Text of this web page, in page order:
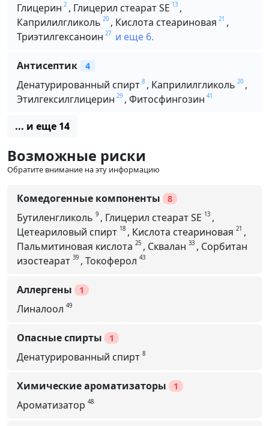
Глицерин 2 , Глицерил стеарат SE 13 ,
Каприлилгликоль 20 , Кислота стеариновая 21 ,
Триэтилгексаноин 27 и еще 6.
Антисептик 4
Денатурированный спирт 8 , Каприлилгликоль 20 ,
Этилгексилглицерин 29 , Фитосфингозин 41
... и еще 14
Возможные риски
Обратите внимание на эту информацию
Комедогенные компоненты 8
Бутиленгликоль 9 , Глицерил стеарат SE 13 ,
Цетеариловый спирт 18 , Кислота стеариновая 21 ,
Пальмитиновая кислота 25 , Сквалан 33 , Сорбитан
изостеарат 39 , Токоферол 43
Аллергены 1
Линалоол 49
Опасные спирты 1
Денатурированный спирт 8
Химические ароматизаторы 1
Ароматизатор 48